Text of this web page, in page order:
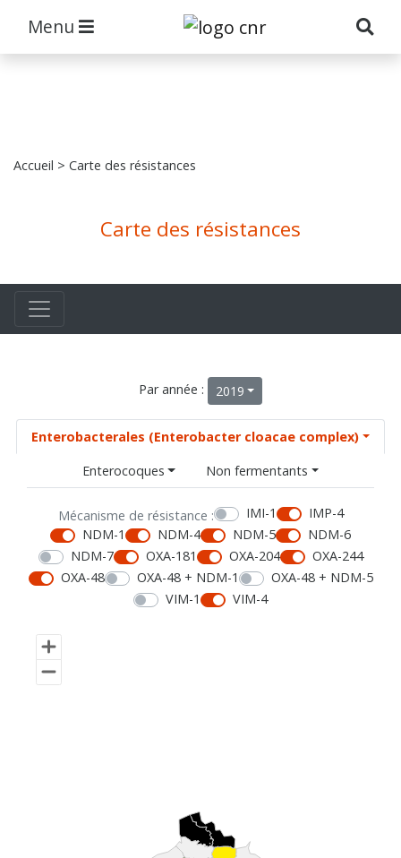
Menu
Accueil > Carte des résistances
Carte des résistances
Par année : 2019
Enterobacterales (Enterobacter cloacae complex)
Enterocoques
Non fermentants
Mécanisme de résistance : IMI-1
IMP-4
NDM-1
NDM-4 NDM-5
NDM-6
NDM-7
OXA-181 OXA-204
OXA-244
OXA-48
OXA-48 + NDM-1
OXA-48 + NDM-5
VIM-1
VIM-4